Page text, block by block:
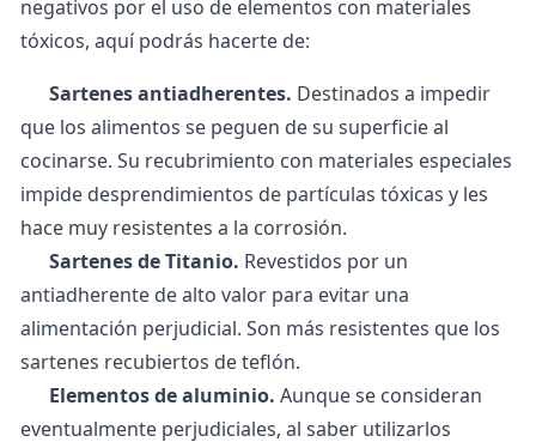
negativos por el uso de elementos con materiales
tóxicos, aquí podrás hacerte de:
Sartenes antiadherentes. Destinados a impedir
que los alimentos se peguen de su superficie al
cocinarse. Su recubrimiento con materiales especiales
impide desprendimientos de partículas tóxicas y les
hace muy resistentes a la corrosión.
Sartenes de Titanio. Revestidos por un
antiadherente de alto valor para evitar una
alimentación perjudicial. Son más resistentes que los
sartenes recubiertos de teflón.
Elementos de aluminio. Aunque se consideran
eventualmente perjudiciales, al saber utilizarlos